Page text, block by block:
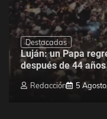
Destacadas
Luján: un Papa
después de 44 años
Redacción 5